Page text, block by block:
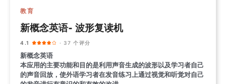
教育
新概念英语- 波形复读机
4.1 · 37 个评分
新概念英语
本应用的主要功能和目的是利用声音生成的波形以及学习者自己
的声音回放，使外语学习者在发音练习上通过视觉和听觉对自己